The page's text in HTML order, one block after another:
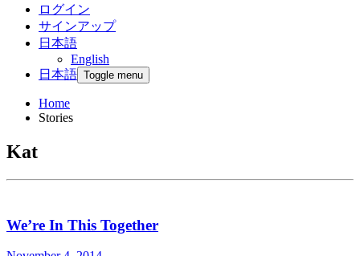
ログイン
サインアップ
日本語
English
日本語 Toggle menu
Home
Stories
Kat
We’re In This Together